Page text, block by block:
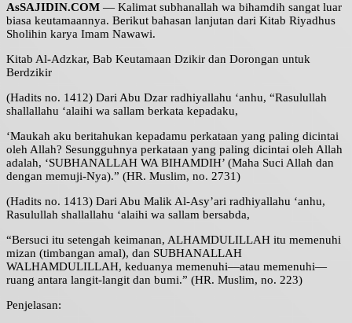
AsSAJIDIN.COM — Kalimat subhanallah wa bihamdih sangat luar
biasa keutamaannya. Berikut bahasan lanjutan dari Kitab Riyadhus
Sholihin karya Imam Nawawi.
Kitab Al-Adzkar, Bab Keutamaan Dzikir dan Dorongan untuk
Berdzikir
(Hadits no. 1412) Dari Abu Dzar radhiyallahu ‘anhu, “Rasulullah
shallallahu ‘alaihi wa sallam berkata kepadaku,
‘Maukah aku beritahukan kepadamu perkataan yang paling dicintai
oleh Allah? Sesungguhnya perkataan yang paling dicintai oleh Allah
adalah, ‘SUBHANALLAH WA BIHAMDIH’ (Maha Suci Allah dan
dengan memuji-Nya).” (HR. Muslim, no. 2731)
(Hadits no. 1413) Dari Abu Malik Al-Asy’ari radhiyallahu ‘anhu,
Rasulullah shallallahu ‘alaihi wa sallam bersabda,
“Bersuci itu setengah keimanan, ALHAMDULILLAH itu memenuhi
mizan (timbangan amal), dan SUBHANALLAH
WALHAMDULILLAH, keduanya memenuhi—atau memenuhi—
ruang antara langit-langit dan bumi.” (HR. Muslim, no. 223)
Penjelasan: